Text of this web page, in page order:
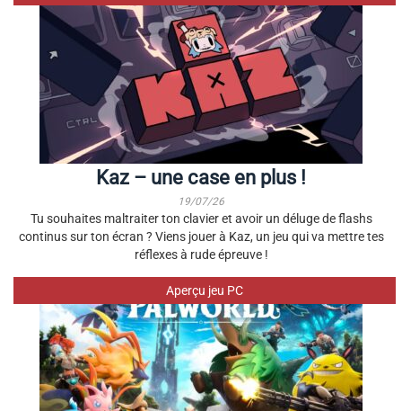
Kaz – une case en plus !
19/07/26
Tu souhaites maltraiter ton clavier et avoir un déluge de flashs
continus sur ton écran ? Viens jouer à Kaz, un jeu qui va mettre tes
réflexes à rude épreuve !
Aperçu jeu PC